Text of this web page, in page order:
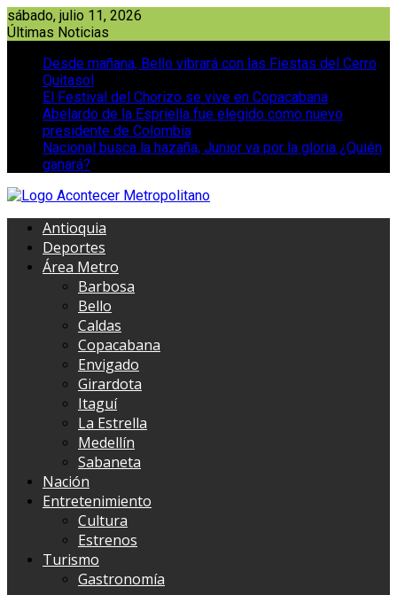
Saltar
al
sábado, julio 11, 2026
Últimas Noticias
Desde mañana, Bello vibrará con las Fiestas del Cerro
Quitasol
El Festival del Chorizo se vive en Copacabana
Abelardo de la Espriella fue elegido como nuevo
presidente de Colombia
Nacional busca la hazaña, Junior va por la gloria ¿Quién
ganará?
Antioquia
Deportes
Área Metro
Barbosa
Bello
Caldas
Copacabana
Envigado
Girardota
Itaguí
La Estrella
Medellín
Sabaneta
Nación
Entretenimiento
Cultura
Estrenos
Turismo
Gastronomía